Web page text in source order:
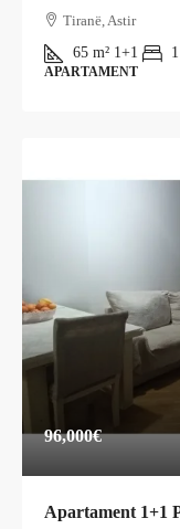
Tiranë, Astir
65 m² 1+1 1
APARTAMENT
96,000€
Apartament 1+1